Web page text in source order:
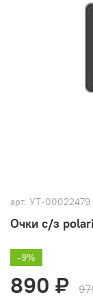
арт. УТ-00022479
Очки с/з
-9%
890 ₽